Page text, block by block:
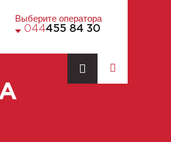
Выберите оператора
044455 84 30